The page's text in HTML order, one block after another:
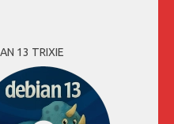
13 TRIXIE